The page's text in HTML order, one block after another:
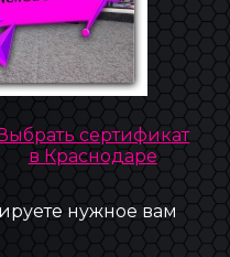
сертификат
в Краснодаре
нужное вам